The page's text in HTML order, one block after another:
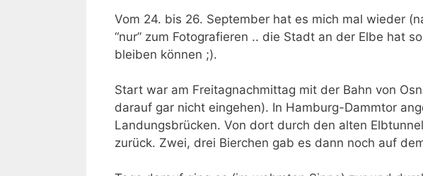
Vom 24. bis 26. September hat es mich mal wieder
“nur” zum Fotografieren .. die Stadt an der Elbe hat
bleiben können ;).
Start war am Freitagnachmittag mit der Bahn von
darauf gar nicht eingehen). In Hamburg-Dammtor
Landungsbrücken. Von dort durch den alten
zurück. Zwei, drei Bierchen gab es dann noch auf